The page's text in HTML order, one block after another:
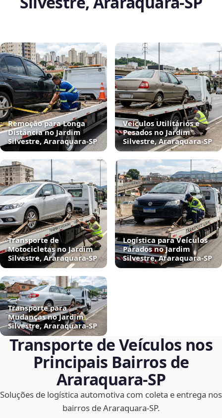
Remoção para Longa
Distância no Jardim
Silvestre, Araraquara‑SP
Veículos Utilitários e
Pesados no Jardim
Silvestre, Araraquara‑SP
Transporte de
Motocicletas no Jardim
Silvestre, Araraquara‑SP
Logística para Veículos
Parados no Jardim
Silvestre, Araraquara‑SP
Transporte para
Mudanças no Jardim
Silvestre, Araraquara‑SP
Transporte de Veículos nos
Principais Bairros de
Araraquara‑SP
Soluções de logística automotiva com coleta e entrega nos
bairros de Araraquara‑SP.